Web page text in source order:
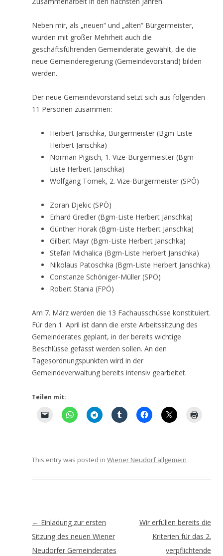
Neben mir, als „neuen“ und „alten“ Bürgermeister,
wurden mit großer Mehrheit auch die
geschäftsführenden Gemeinderäte gewählt, die die
neue Gemeinderegierung (Gemeindevorstand) bilden
werden.
Der neue Gemeindevorstand setzt sich aus folgenden
11 Personen zusammen:
Herbert Janschka, Bürgermeister (Bgm-Liste
Herbert Janschka)
Norman Pigisch, 1. Vize-Bürgermeister (Bgm-
Liste Herbert Janschka)
Wolfgang Tomek, 2. Vize-Bürgermeister (SPÖ)
Zoran Djekic (SPÖ)
Erhard Gredler (Bgm-Liste Herbert Janschka)
Günther Horak (Bgm-Liste Herbert Janschka)
Gilbert Mayr (Bgm-Liste Herbert Janschka)
Stefan Michalica (Bgm-Liste Herbert Janschka)
Nikolaus Patoschka (Bgm-Liste Herbert Janschka)
Constanze Schöniger-Müller (SPÖ)
Robert Stania (FPÖ)
Am 7. März werden die 13 Fachausschüsse konstituiert.
Für den 1. April ist dann die erste Arbeitssitzung des
Gemeinderates geplant, in der bereits wichtige
Beschlüsse gefasst werden sollen. An den
Tagesordnungspunkten wird in der
Gemeindeverwaltung bereits intensiv gearbeitet.
Teilen mit:
This entry was posted in Wiener Neudorf allgemein .
Artikel-
Navigation
← Einladung zur ersten
Sitzung des neuen Wiener
Neudorfer Gemeinderates
Wir erfüllen bereits die
Kriterien für das 2.
verpflichtende